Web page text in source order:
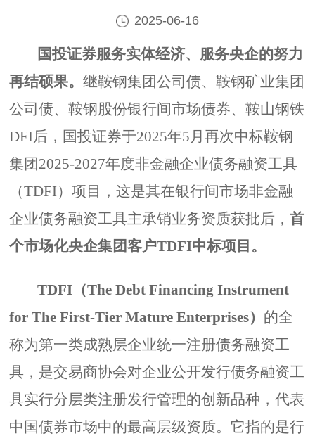
2025-06-16
国投证券服务实体经济、服务央企的努力
再结硕果。继鞍钢集团公司债、鞍钢矿业集团
公司债、鞍钢股份银行间市场债券、鞍山钢铁
DFI后，国投证券于2025年5月再次中标鞍钢
集团2025-2027年度非金融企业债务融资工具
（TDFI）项目，这是其在银行间市场非金融
企业债务融资工具主承销业务资质获批后，首
个市场化央企集团客户TDFI中标项目。
TDFI （The Debt Financing Instrument
for The First-Tier Mature Enterprises） 的全
称为第一类成熟层企业统一注册债务融资工
具，是交易商协会对企业公开发行债务融资工
具实行分层类注册发行管理的创新品种，代表
中国债券市场中的最高层级资质。它指的是行